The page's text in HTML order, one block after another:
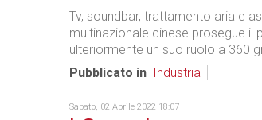
Tv, soundbar, trattamento aria e
multinazionale cinese prosegue il
ulteriormente un suo ruolo a 360
Pubblicato in
Industria
Sabato, 02 Aprile 2022 18:07